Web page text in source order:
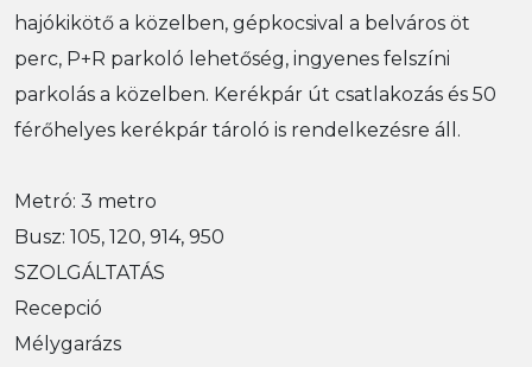
hajókikötő a közelben, gépkocsival a belváros öt
perc, P+R parkoló lehetőség, ingyenes felszíni
parkolás a közelben. Kerékpár út csatlakozás és 50
férőhelyes kerékpár tároló is rendelkezésre áll.
Metró: 3 metro
Busz: 105, 120, 914, 950
SZOLGÁLTATÁS
Recepció
Mélygarázs